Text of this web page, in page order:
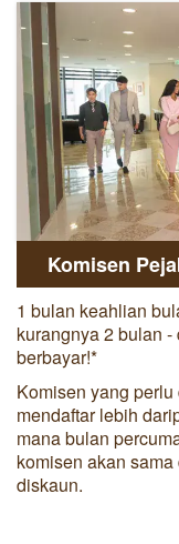
Komisen
1 bulan keahlian
kurangnya 2 bulan
berbayar!*
Komisen yang
mendaftar lebih
mana bulan
komisen akan
diskaun.